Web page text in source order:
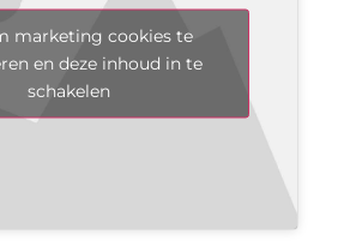
marketing cookies te
en deze inhoud in te
schakelen